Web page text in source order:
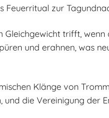
Feuerritual zur
trifft,
und erahnen, was
Klänge von
die Vereinigung der